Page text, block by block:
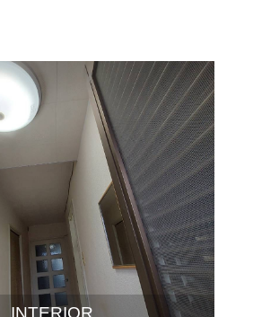
INTERIOR